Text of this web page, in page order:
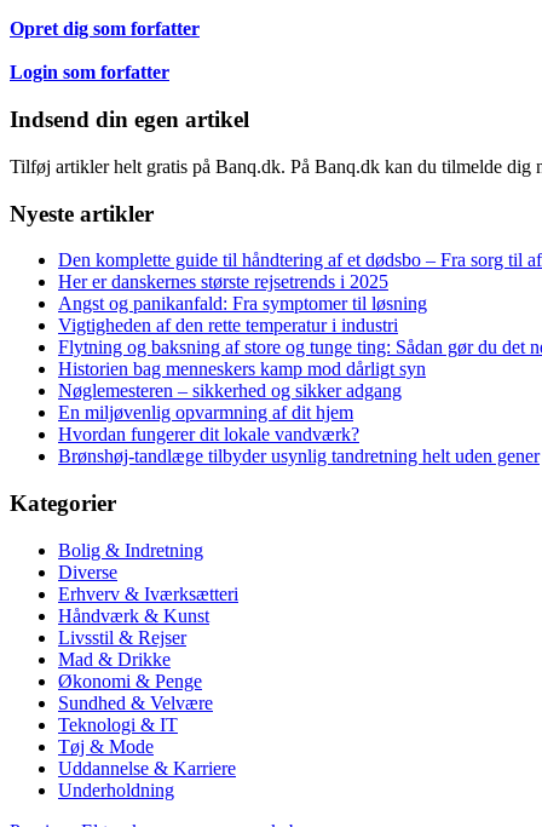
Opret dig som forfatter
Login som forfatter
Indsend din egen artikel
Tilføj artikler helt gratis på Banq.dk. På Banq.dk kan du tilmelde dig
Nyeste artikler
Den komplette guide til håndtering af et dødsbo – Fra sorg til
Her er danskernes største rejsetrends i 2025
Angst og panikanfald: Fra symptomer til løsning
Vigtigheden af den rette temperatur i industri
Flytning og baksning af store og tunge ting: Sådan gør du det
Historien bag menneskers kamp mod dårligt syn
Nøglemesteren – sikkerhed og sikker adgang
En miljøvenlig opvarmning af dit hjem
Hvordan fungerer dit lokale vandværk?
Brønshøj-tandlæge tilbyder usynlig tandretning helt uden gener
Kategorier
Bolig & Indretning
Diverse
Erhverv & Iværksætteri
Håndværk & Kunst
Livsstil & Rejser
Mad & Drikke
Økonomi & Penge
Sundhed & Velvære
Teknologi & IT
Tøj & Mode
Uddannelse & Karriere
Underholdning